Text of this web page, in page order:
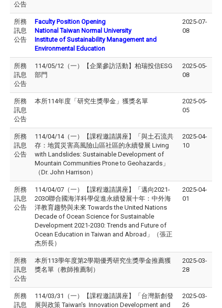
公告
所務
訊息
公告
Faculty Position Opening
National Taiwan Normal University
Institute of Sustainability Management and
Environmental Education
2025-07-
08
所務
訊息
公告
114/05/12（一）【企業參訪活動】柏瑞投信ESG
部門
2025-05-
08
所務
訊息
公告
本所114年度「研究生獎學金」獲獎名單
2025-05-
05
所務
訊息
公告
114/04/14（一）【課程邀請講座】「與土石流共
存：地質災害高風險山區社區的永續發展 Living
with Landslides: Sustainable Development of
Mountain Communities Prone to Geohazards」
（Dr. John Harrison）
2025-04-
10
所務
訊息
公告
114/04/07（一）【課程邀請講座】「邁向2021-
2030聯合國海洋科學促進永續發展十年：中外海
洋教育趨勢與未來 Towards the United Nations
Decade of Ocean Science for Sustainable
Development 2021-2030: Trends and Future of
Ocean Education in Taiwan and Abroad」（張正
杰所長）
2025-04-
01
所務
訊息
公告
本所113學年度第2學期優秀研究生獎學金推薦獲
獎名單（教師推薦制）
2025-03-
28
所務
訊息
114/03/31（一）【課程邀請講座】「台灣新創發
展與政策 Taiwan's Innovation Development and
2025-03-
26